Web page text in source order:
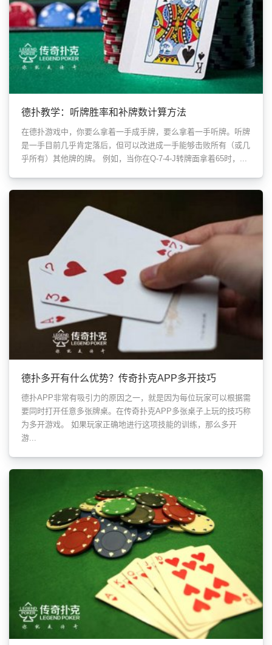
德扑教学：听牌胜率和补牌数计算方法
在德扑游戏中，你要么拿着一手成手牌，要么拿着一手听牌。听牌
是一手目前几乎肯定落后，但可以改进成一手能够击败所有（或几
乎所有）其他牌的牌。 例如，当你在Q-7-4-J转牌面拿着65时，...
德扑多开有什么优势？传奇扑克APP多开技巧
德扑APP非常有吸引力的原因之一，就是因为每位玩家可以根据需
要同时打开任意多张牌桌。在传奇扑克APP多张桌子上玩的技巧称
为多开游戏。 如果玩家正确地进行这项技能的训练，那么多开
游...